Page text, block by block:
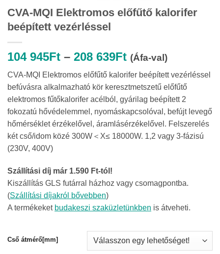
CVA-MQI Elektromos előfűtő kalorifer
beépített vezérléssel
104 945Ft – 208 639FtÁrtartomány:
945Ft
-
208
639Ft
(Áfa-val)
CVA-MQI Elektromos előfűtő kalorifer beépített vezérléssel
befúvásra alkalmazható kör keresztmetszetű előfűtő
elektromos fűtőkalorifer acélból, gyárilag beépített 2
fokozatú hővédelemmel, nyomáskapcsolóval, befújt levegő
hőmérséklet érzékelővel, áramlásérzékelővel. Felszerelés
két cső/idom közé 300W＜X≤ 18000W. 1,2 vagy 3-fázisú
(230V, 400V)
Szállítási díj már 1.590 Ft-tól!
Kiszállítás GLS futárral házhoz vagy csomagpontba.
(Szállítási díjakról bővebben)
A termékeket budakeszi szaküzletünkben is átveheti.
Cső átmérő[mm]